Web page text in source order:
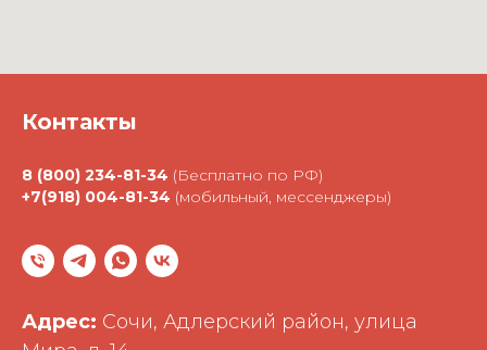
Контакты
8 (800) 234-81-34 (Бесплатно по РФ)
+7(918) 004-81-34 (мобильный, мессенджеры)
Адрес: Сочи, Адлерский район, улица